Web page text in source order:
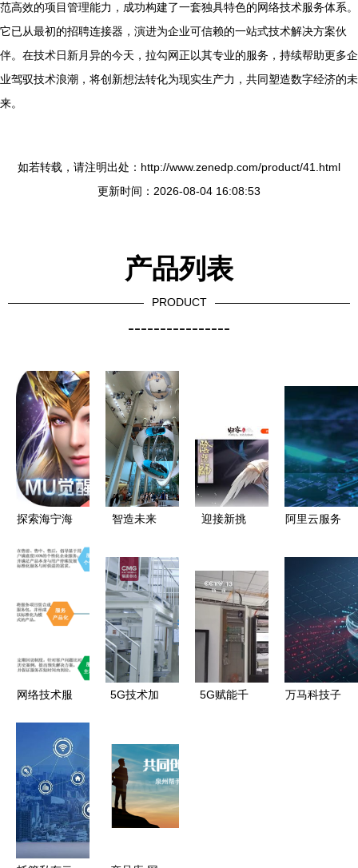
范高效的项目管理能力，成功构建了一套独具特色的网络技术服务体系。
它已从最初的招聘连接器，演进为企业可信赖的一站式技术解决方案伙
伴。在技术日新月异的今天，拉勾网正以其专业的服务，持续帮助更多企
业驾驭技术浪潮，将创新想法转化为现实生产力，共同塑造数字经济的未
来。
如若转载，请注明出处：http://www.zenedp.com/product/41.html
更新时间：2026-08-04 16:08:53
产品列表
PRODUCT
----------------
探索海宁海
盟 网络技
全球机遇
智造未来
业旅游与沉
浸式智能体
验
迎接新挑
助你腾飞创
业之路
阿里云服务
理与网络技
术服务解析
网络技术服
转型的关键
支柱
5G技术加
工厂网络技
术服务迈入
智能新时代
5G赋能千
万马科技子